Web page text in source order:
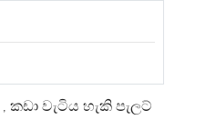
, කඩා වැටිය හැකි පැලට්